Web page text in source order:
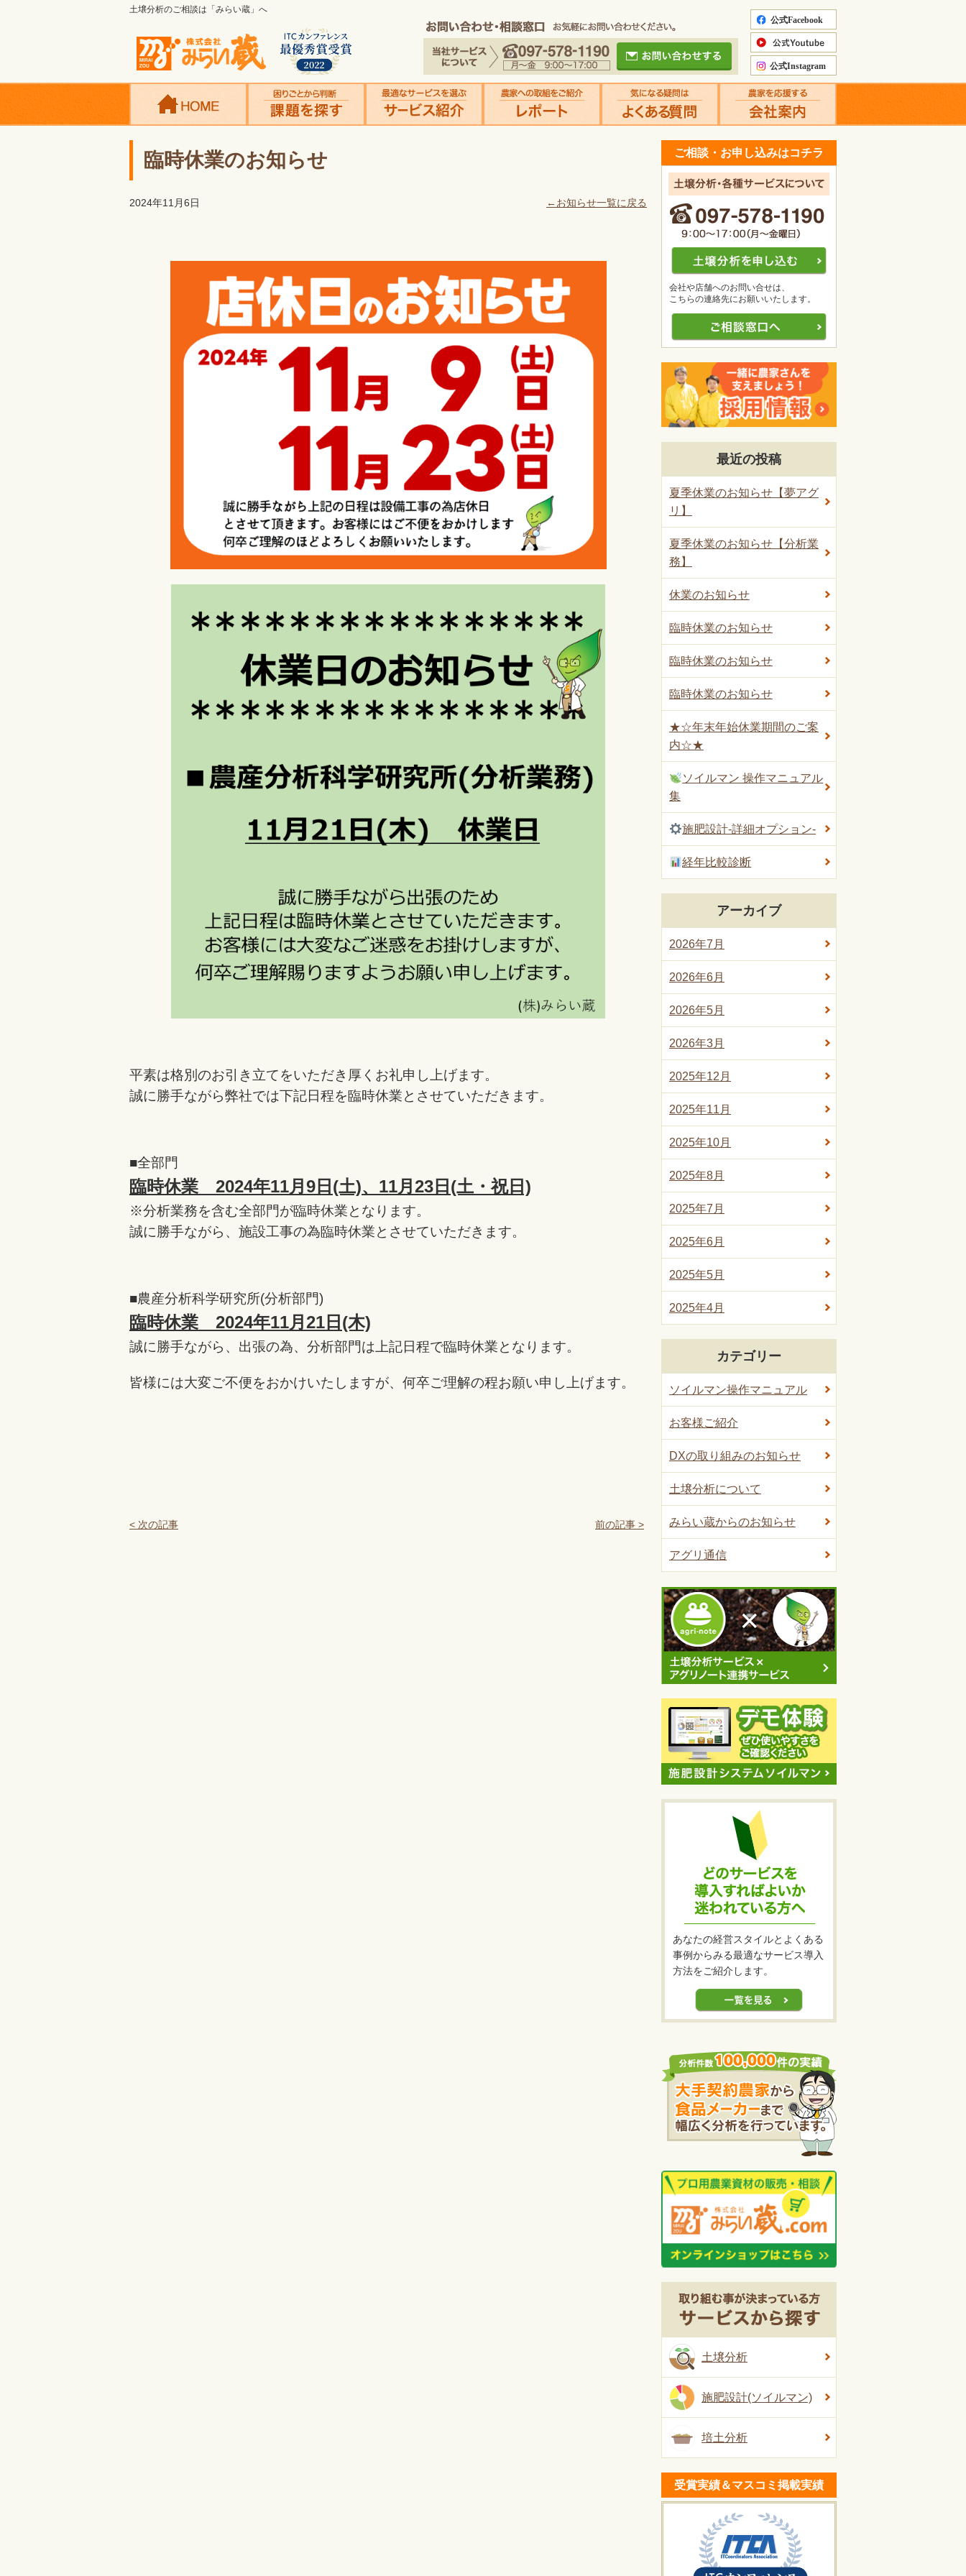
土壌分析のご相談は「みらい蔵」へ
臨時休業のお知らせ
2024年11月6日 ←お知らせ一覧に戻る
平素は格別のお引き 立てをいただき厚くお礼申し上げます。
誠に勝手ながら弊社では下記日程を臨時休業とさせていただきます。
■全部門
臨時休業 2024年11月9日(土)、11月23日(土・祝日)
※分析業務を含む全部門が臨時休業となります。
誠に勝手ながら、施設工事の為臨時休業とさせていただきます。
■農産分析科学研究所(分析部門)
臨時休業 2024年11月21日(木)
誠に勝手ながら、出張の為、分析部門は上記日程で臨時休業となります。
皆様には大変ご不便をおかけいたしますが、何卒ご理解の程お願い申し上げます。
< 次の記事 前の記事 >
ご相談・お申し込みはコチラ
会社や店舗へのお問い合せは、
こちらの連絡先にお願いいたします。
最近の投稿
夏季休業のお知らせ【夢アグ
リ】
夏季休業のお知らせ【分析業
務】
休業のお知らせ
臨時休業のお知らせ
臨時休業のお知らせ
臨時休業のお知らせ
★☆年末年始休業期間のご案
内☆★
ソイルマン 操作マニュアル
集
施肥設計-詳細オプション-
経年比較診断
アーカイブ
2026年7月
2026年6月
2026年5月
2026年3月
2025年12月
2025年11月
2025年10月
2025年8月
2025年7月
2025年6月
2025年5月
2025年4月
カテゴリー
ソイルマン操作マニュアル
お客様ご紹介
DXの取り組みのお知らせ
土壌分析について
みらい蔵からのお知らせ
アグリ通信
あなたの経営スタイルとよくある
事例からみる最適なサービス導入
方法をご紹介します。
土壌分析
施肥設計(ソイルマン)
培土分析
受賞実績＆マスコミ掲載実績